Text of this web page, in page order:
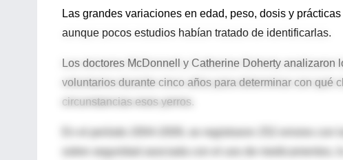
Las grandes variaciones en edad, peso, dosis y
aunque pocos estudios habían tratado de identificarlas.
Los doctores McDonnell y Catherine Doherty
voluntarios durante cinco años para determinar con qué
circunstancias esos yerros.
En el período 2004-2009, se registraron 252 errores
sobre seguridad asociada con el uso de medicamentos,